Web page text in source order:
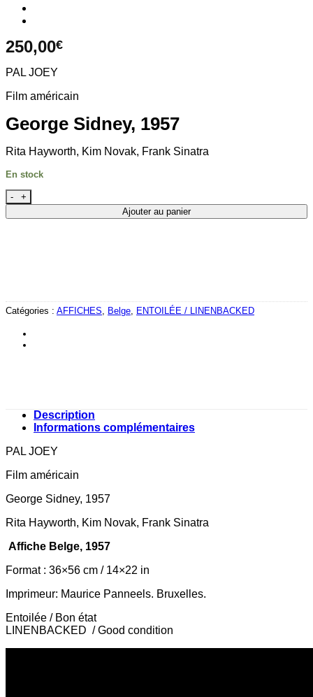
250,00€
PAL JOEY
Film américain
George Sidney, 1957
Rita Hayworth, Kim Novak, Frank Sinatra
En stock
quantité de LA BLONDE OU LA ROUSSE
Ajouter au panier
Catégories : AFFICHES Belge ENTOILÉE / LINENBACKED
Description
Informations complémentaires
PAL JOEY
Film américain
George Sidney, 1957
Rita Hayworth, Kim Novak, Frank Sinatra
Affiche Belge, 1957
Format : 36×56 cm / 14×22 in
Imprimeur: Maurice Panneels. Bruxelles.
Entoilée / Bon état
LINENBACKED / Good condition